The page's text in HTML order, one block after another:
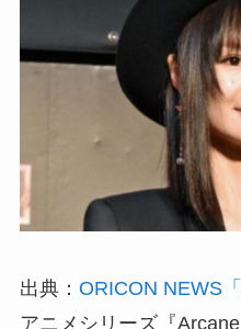
出典： ORICON NEWS
アニメシリーズ『